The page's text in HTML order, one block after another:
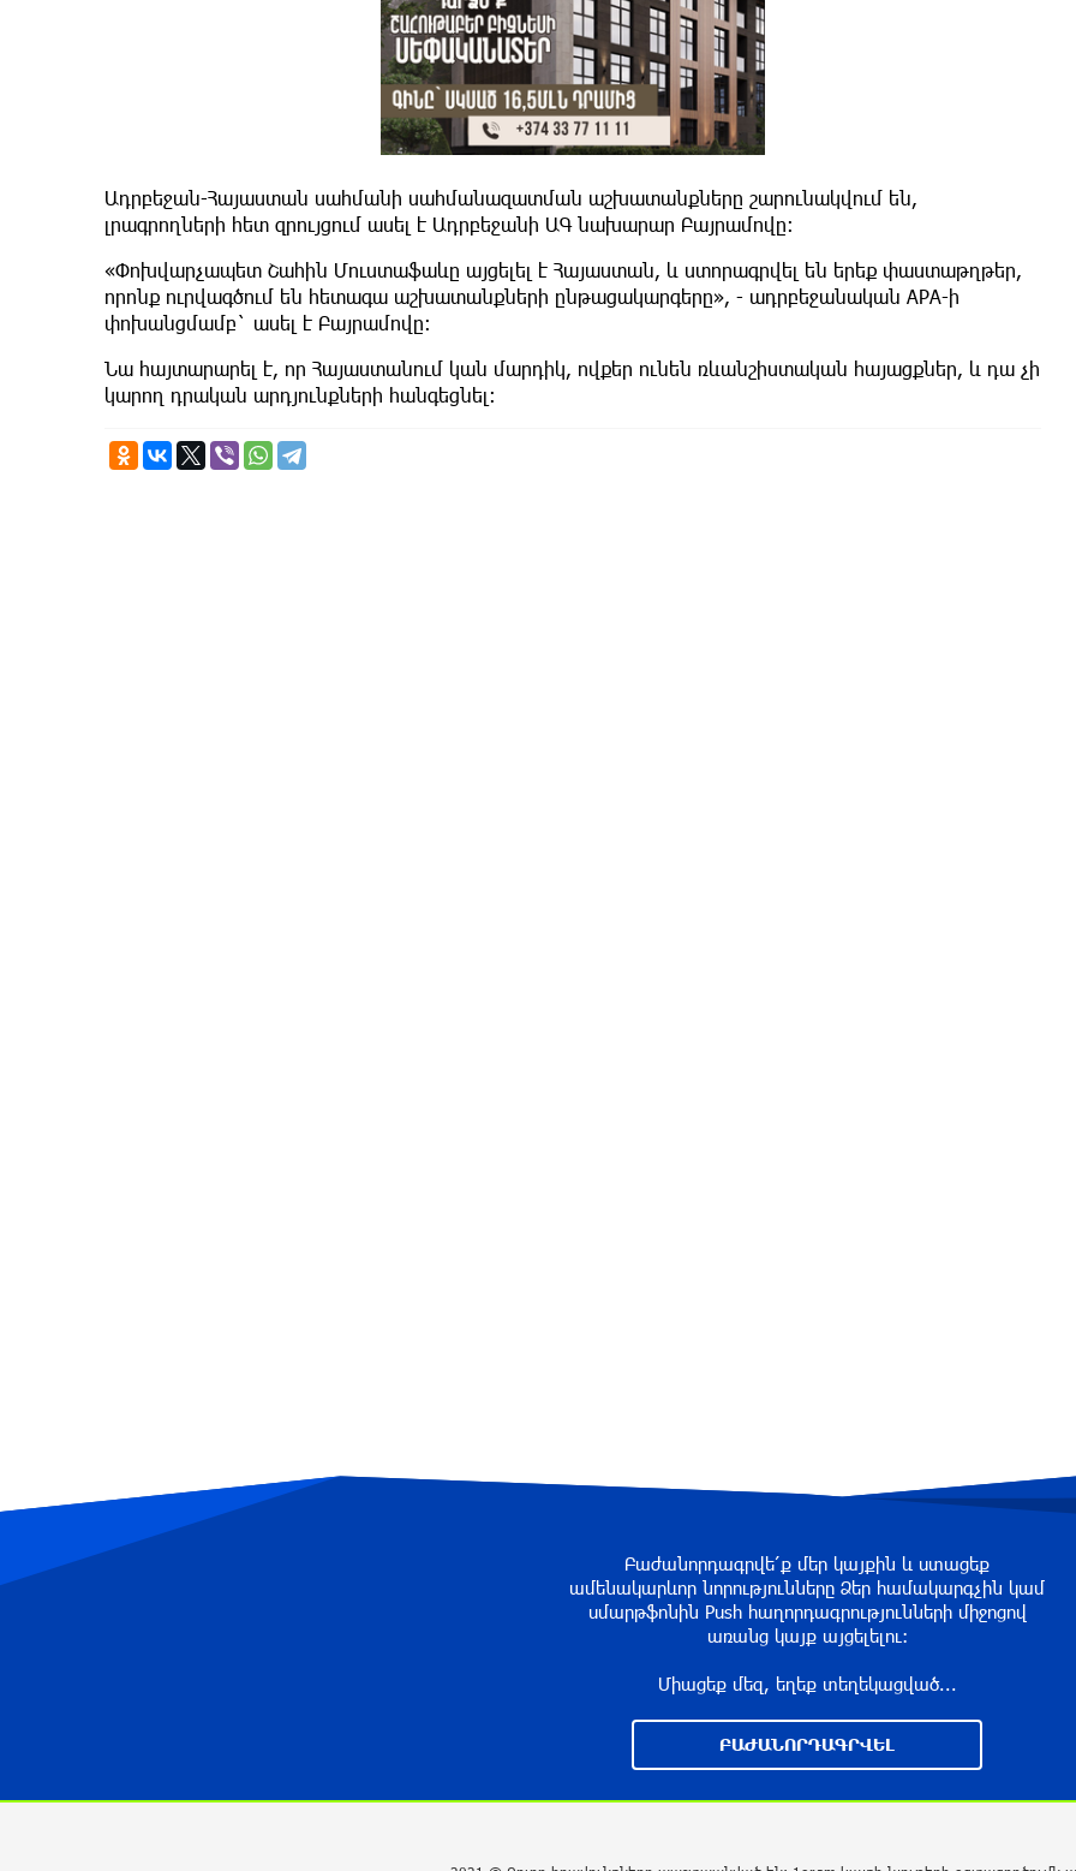
Ադրբեջան-Հայաստան սահմանի սահմանազատման աշխատանքները շարունակվում են,
լրագրողների հետ զրույցում ասել է Ադրբեջանի ԱԳ նախարար Բայրամովը։
«Փոխվարչապետ Շահին Մուստաֆաևը այցելել է Հայաստան, և ստորագրվել են երեք փաստաթղթեր,
որոնք ուրվագծում են հետագա աշխատանքների ընթացակարգերը», - ադրբեջանական APA-ի
փոխանցմամբ` ասել է Բայրամովը։
Նա հայտարարել է, որ Հայաստանում կան մարդիկ, ովքեր ունեն ռևանշիստական ​​հայացքներ, և դա չի
կարող դրական արդյունքների հանգեցնել։
Բաժանորդագրվե՛ք մեր կայքին և ստացեք
ամենակարևոր նորությունները Ձեր համակարգչին կամ
սմարթֆոնին Push հաղորդագրությունների միջոցով
առանց կայք այցելելու։
Միացեք մեզ, եղեք տեղեկացված...
ԲԱԺԱՆՈՐԴԱԳՐՎԵԼ